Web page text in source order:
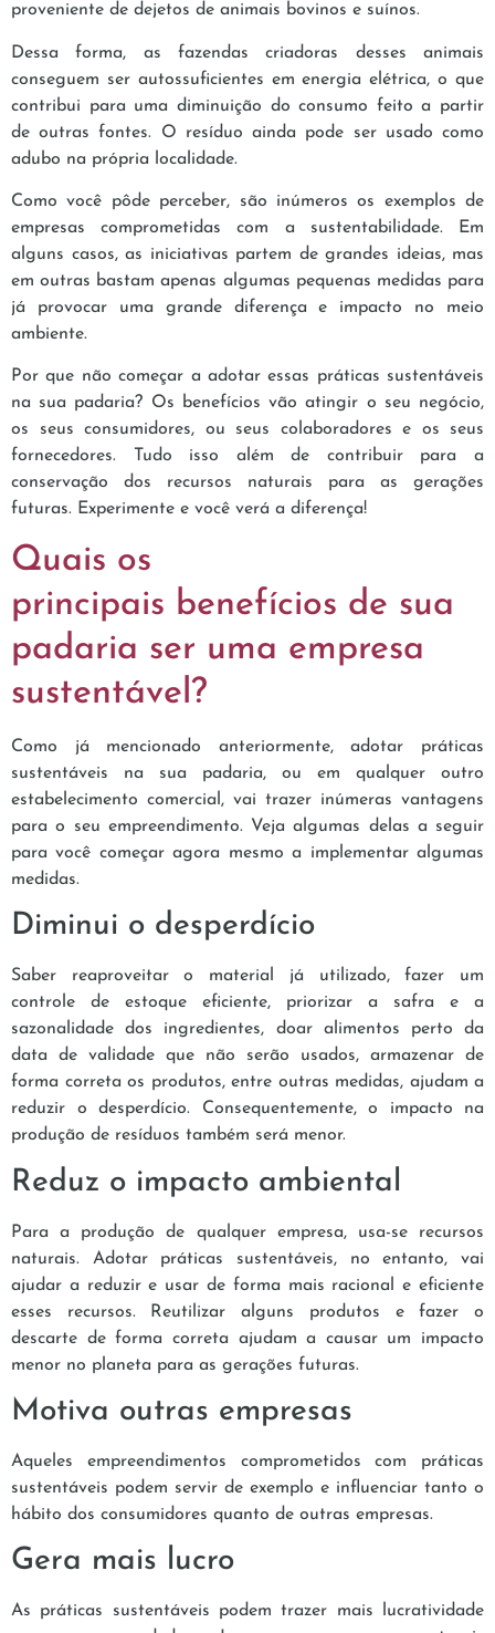
proveniente de dejetos de animais bovinos e suínos.
Dessa forma, as fazendas criadoras desses animais
conseguem ser autossuficientes em energia elétrica, o que
contribui para uma diminuição do consumo feito a partir
de outras fontes. O resíduo ainda pode ser usado como
adubo na própria localidade.
Como você pôde perceber, são inúmeros os exemplos de
empresas comprometidas com a sustentabilidade. Em
alguns casos, as iniciativas partem de grandes ideias, mas
em outras bastam apenas algumas pequenas medidas para
já provocar uma grande diferença e impacto no meio
ambiente.
Por que não começar a adotar essas práticas sustentáveis
na sua padaria? Os benefícios vão atingir o seu negócio,
os seus consumidores, ou seus colaboradores e os seus
fornecedores. Tudo isso além de contribuir para a
conservação dos recursos naturais para as gerações
futuras. Experimente e você verá a diferença!
Quais os
principais benefícios de sua
padaria ser uma empresa
sustentável?
Como já mencionado anteriormente, adotar práticas
sustentáveis na sua padaria, ou em qualquer outro
estabelecimento comercial, vai trazer inúmeras vantagens
para o seu empreendimento. Veja algumas delas a seguir
para você começar agora mesmo a implementar algumas
medidas.
Diminui o desperdício
Saber reaproveitar o material já utilizado, fazer um
controle de estoque eficiente, priorizar a safra e a
sazonalidade dos ingredientes, doar alimentos perto da
data de validade que não serão usados, armazenar de
forma correta os produtos, entre outras medidas, ajudam a
reduzir o desperdício. Consequentemente, o impacto na
produção de resíduos também será menor.
Reduz o impacto ambiental
Para a produção de qualquer empresa, usa-se recursos
naturais. Adotar práticas sustentáveis, no entanto, vai
ajudar a reduzir e usar de forma mais racional e eficiente
esses recursos. Reutilizar alguns produtos e fazer o
descarte de forma correta ajudam a causar um impacto
menor no planeta para as gerações futuras.
Motiva outras empresas
Aqueles empreendimentos comprometidos com práticas
sustentáveis podem servir de exemplo e influenciar tanto o
hábito dos consumidores quanto de outras empresas.
Gera mais lucro
As práticas sustentáveis podem trazer mais lucratividade